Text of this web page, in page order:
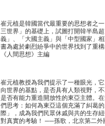
崔元植是韓國當代最重要的思想者之
三世界」的基礎上，試圖打開韓半島
義」、「大國主義」與「中型國家」
書為處於劇烈紛爭中的世界找到了重
《人間思想》主編
崔元植教授為我們提示了一種眼光，
向世界的基點，是否具有人類視野，
是否有能力重造開放性的東亞主體。
們思考：如何為東亞這個充滿了糾葛
際」，成為我們民眾休戚與共的生存
對真實的考驗！ ──孫歌，北京第二